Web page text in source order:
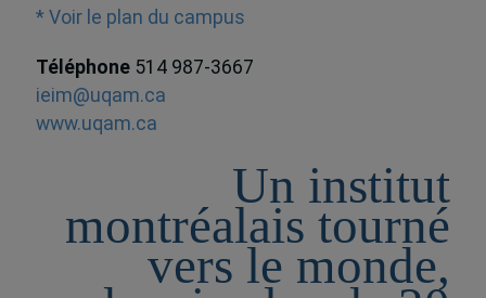
* Voir le plan du campus
Téléphone 514 987-3667
ieim@uqam.ca
www.uqam.ca
Un institut
montréalais tourné
vers le monde,